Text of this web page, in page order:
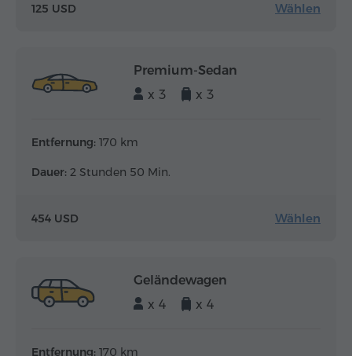
125 USD Wählen
Premium-Sedan
x 3
x 3
Entfernung: 170 km
Dauer: 2 Stunden 50 Min.
454 USD Wählen
Geländewagen
x 4
x 4
Entfernung: 170 km